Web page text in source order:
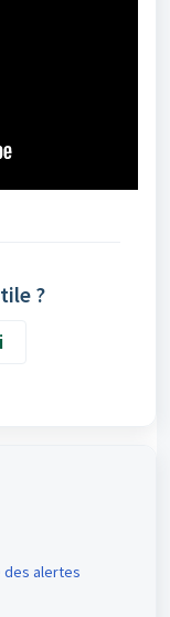
?
des alertes